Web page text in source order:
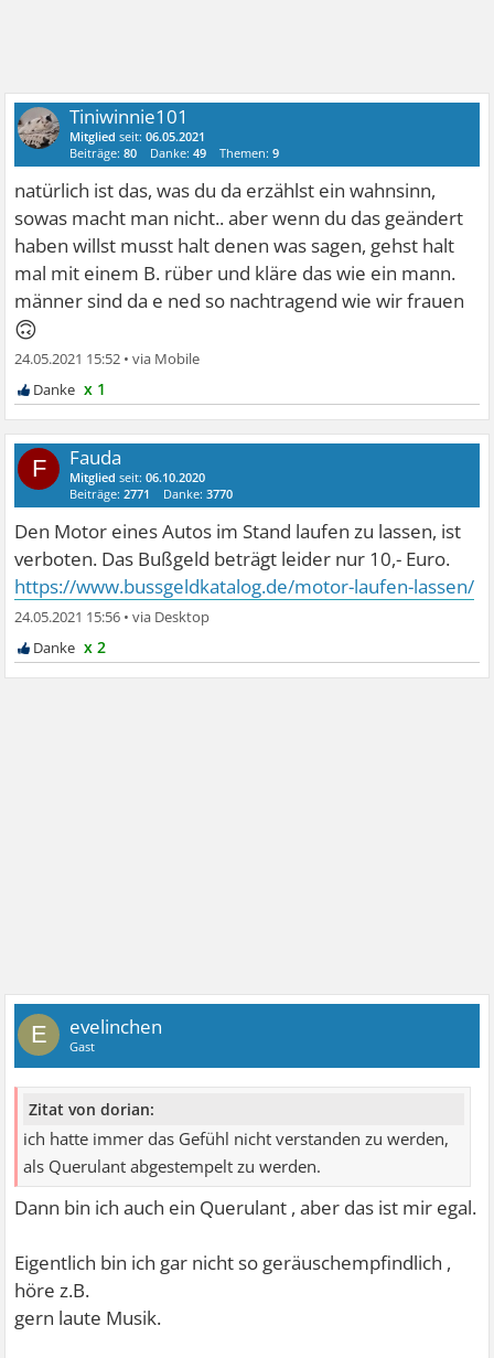
Tiniwinnie101
Mitglied seit:06.05.2021
Beiträge:80 Danke:49 Themen:9
natürlich ist das, was du da erzählst ein wahnsinn,
sowas macht man nicht.. aber wenn du das geändert
haben willst musst halt denen was sagen, gehst halt
mal mit einem B. rüber und kläre das wie ein mann.
männer sind da e ned so nachtragend wie wir frauen
🙃
24.05.2021 15:52 •
x 1
F Fauda
Mitglied seit:06.10.2020
Beiträge:2771 Danke:3770
Den Motor eines Autos im Stand laufen zu lassen, ist
verboten. Das Bußgeld beträgt leider nur 10,- Euro.
https://www.bussgeldkatalog.de/motor-laufen-lassen/
24.05.2021 15:56 •
x 2
E evelinchen
Gast
Zitat von dorian:
ich hatte immer das Gefühl nicht verstanden zu werden,
als Querulant abgestempelt zu werden.
Dann bin ich auch ein Querulant , aber das ist mir egal.
Eigentlich bin ich gar nicht so geräuschempfindlich ,
höre z.B.
gern laute Musik.